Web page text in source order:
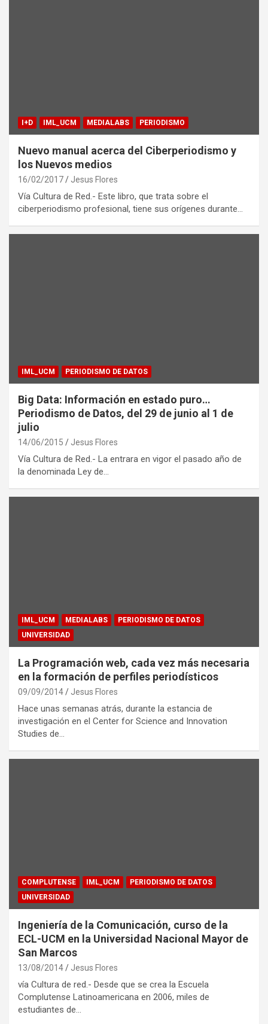
I+D IML_UCM MEDIALABS PERIODISMO
Nuevo manual acerca del Ciberperiodismo y
los Nuevos medios
16/02/2017 Jesus Flores
Vía Cultura de Red.- Este libro, que trata sobre el
ciberperiodismo profesional, tiene sus orígenes durante…
IML_UCM PERIODISMO DE DATOS
Big Data: Información en estado puro…
Periodismo de Datos, del 29 de junio al 1 de
julio
14/06/2015 Jesus Flores
Vía Cultura de Red.- La entrara en vigor el pasado año de
la denominada Ley de…
IML_UCM MEDIALABS
PERIODISMO DE DATOS
UNIVERSIDAD
La Programación web, cada vez más necesaria
en la formación de perfiles periodísticos
09/09/2014 Jesus Flores
Hace unas semanas atrás, durante la estancia de
investigación en el Center for Science and Innovation
Studies de…
COMPLUTENSE IML_UCM
PERIODISMO DE DATOS
UNIVERSIDAD
Ingeniería de la Comunicación, curso de la
ECL-UCM en la Universidad Nacional Mayor de
San Marcos
13/08/2014 Jesus Flores
vía Cultura de red.- Desde que se crea la Escuela
Complutense Latinoamericana en 2006, miles de
estudiantes de…